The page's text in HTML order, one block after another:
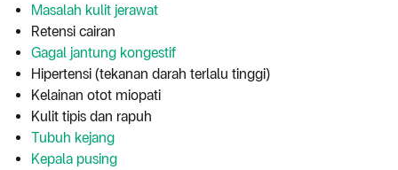
Masalah kulit jerawat
Retensi cairan
Gagal jantung kongestif
Hipertensi (tekanan darah terlalu tinggi)
Kelainan otot miopati
Kulit tipis dan rapuh
Tubuh kejang
Kepala pusing